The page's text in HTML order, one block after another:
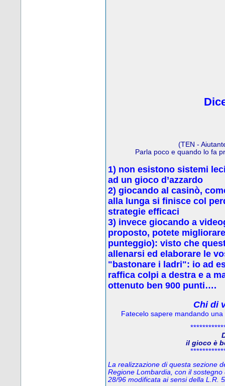
(TEN -
Parla poco e quando lo fa
1) non esistono sistemi
ad un gioco d’azzardo
2) giocando al casinò,
alla lunga si finisce col
strategie efficaci
3) invece giocando a
proposto, potete
punteggio): visto che
allenarsi ed elaborare le
"bastonare i ladri": io ad
raffica colpi a destra e a
ottenuto ben 900 punti….
Chi di
Fatecelo sapere mandando
il gioco è
La realizzazione di questa sezione
Regione Lombardia, con il
28/96 modificata ai sensi della L.R.